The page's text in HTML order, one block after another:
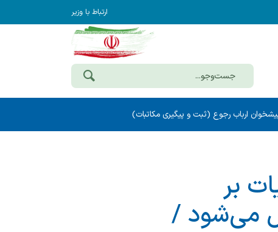
ارتباط با وزیر
ارباب رجوع (ثبت و پیگیری مکاتبات)
بر
می‌شود /